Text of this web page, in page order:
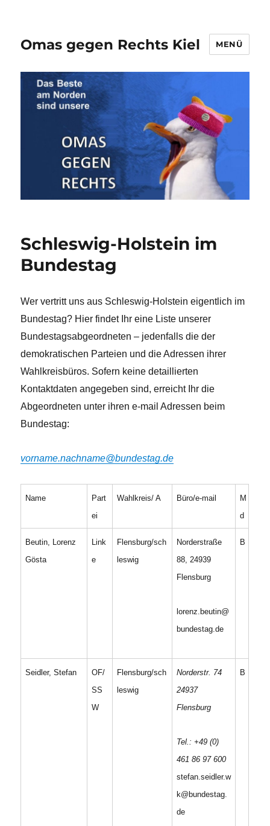
Omas gegen Rechts Kiel MENÜ
Schleswig-Holstein im
Bundestag
Wer vertritt uns aus Schleswig-Holstein eigentlich im
Bundestag? Hier findet Ihr eine Liste unserer
Bundestagsabgeordneten – jedenfalls die der
demokratischen Parteien und die Adressen ihrer
Wahlkreisbüros. Sofern keine detaillierten
Kontaktdaten angegeben sind, erreicht Ihr die
Abgeordneten unter ihren e-mail Adressen beim
Bundestag:
vorname.nachname@bundestag.de
Name
Part
ei
Wahlkreis/ A Büro/e-mail
M
d
Beutin, Lorenz
Gösta
Link
e
Flensburg/sch
leswig
Norderstraße
88, 24939
Flensburg
lorenz.beutin@
bundestag.de
B
Seidler, Stefan
OF/
SS
W
Flensburg/sch
leswig
Norderstr. 74
24937
Flensburg
Tel.: +49 (0)
461 86 97 600
stefan.seidler.w
k@bundestag.
de
B